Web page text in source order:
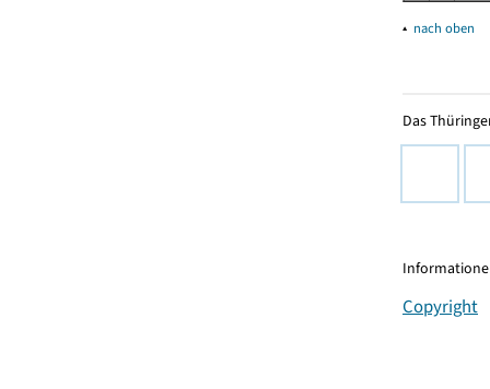
▴ nach oben
Das
Copyright